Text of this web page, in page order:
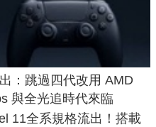
：跳過四代改用 AMD
與全光追時代來臨
11全系規格流出！搭載